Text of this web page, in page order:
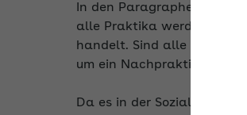
In den Paragraphen 13,
alle Praktika werden
handelt. Sind alle diese
um ein Nachpraktikum?
Da es in der